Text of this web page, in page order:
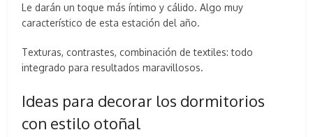
Le darán un toque más íntimo y cálido. Algo muy
característico de esta estación del año.
Texturas, contrastes, combinación de textiles: todo
integrado para resultados maravillosos.
Ideas para decorar los dormitorios
con estilo otoñal